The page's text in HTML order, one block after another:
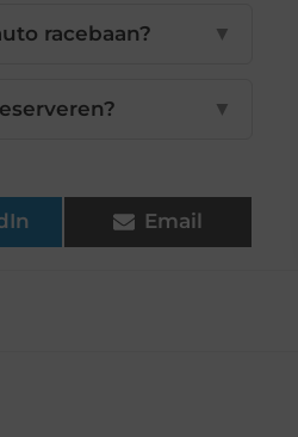
racebaan? ▼
▼
Email